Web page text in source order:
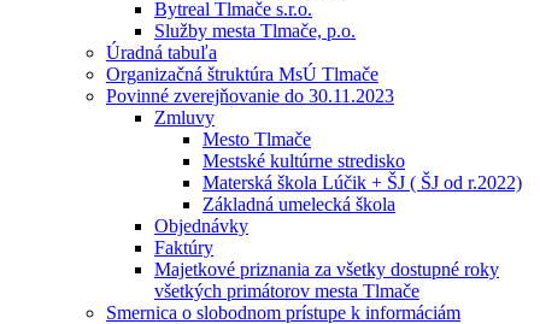
Bytreal Tlmače s.r.o.
Služby mesta Tlmače, p.o.
Úradná tabuľa
Organizačná štruktúra MsÚ Tlmače
Povinné zverejňovanie do 30.11.2023
Zmluvy
Mesto Tlmače
Mestské kultúrne stredisko
Materská škola Lúčik + ŠJ ( ŠJ od r.2022)
Základná umelecká škola
Objednávky
Faktúry
Majetkové priznania za všetky dostupné roky
všetkých primátorov mesta Tlmače
Smernica o slobodnom prístupe k informáciám